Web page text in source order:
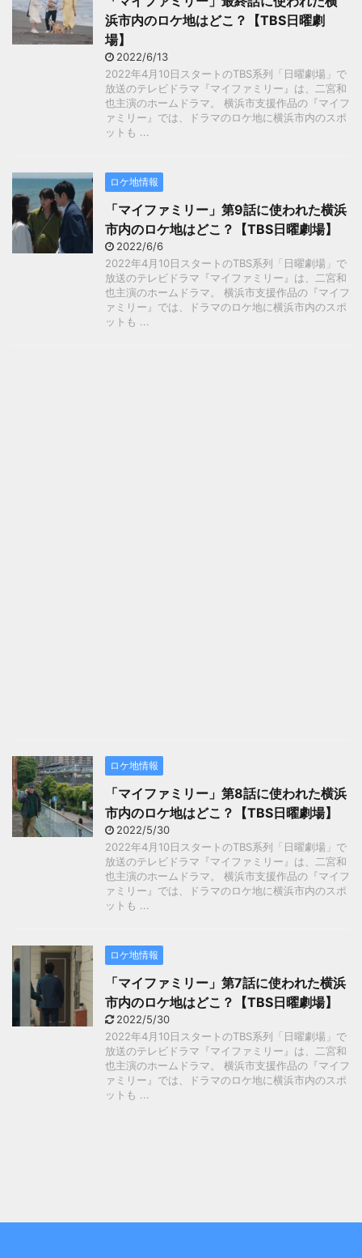
浜市内のロケ地はどこ？【TBS日曜劇
場】
2022/6/13
2022年4月10日スタートのTBS系列「日曜劇場」で
放送のテレビドラマ『マイファミリー』は、二宮和
也主演のホームドラマ。 横浜市支援作品の『マイフ
ァミリー』では、ドラマのロケ地に横浜市内のスポ
ットも ...
ロケ地情報
「マイファミリー」第9話に使われた横浜
市内のロケ地はどこ？【TBS日曜劇場】
2022/6/6
2022年4月10日スタートのTBS系列「日曜劇場」で
放送のテレビドラマ『マイファミリー』は、二宮和
也主演のホームドラマ。 横浜市支援作品の『マイフ
ァミリー』では、ドラマのロケ地に横浜市内のスポ
ットも ...
ロケ地情報
「マイファミリー」第8話に使われた横浜
市内のロケ地はどこ？【TBS日曜劇場】
2022/5/30
2022年4月10日スタートのTBS系列「日曜劇場」で
放送のテレビドラマ『マイファミリー』は、二宮和
也主演のホームドラマ。 横浜市支援作品の『マイフ
ァミリー』では、ドラマのロケ地に横浜市内のスポ
ットも ...
ロケ地情報
「マイファミリー」第7話に使われた横浜
市内のロケ地はどこ？【TBS日曜劇場】
2022/5/30
2022年4月10日スタートのTBS系列「日曜劇場」で
放送のテレビドラマ『マイファミリー』は、二宮和
也主演のホームドラマ。 横浜市支援作品の『マイフ
ァミリー』では、ドラマのロケ地に横浜市内のスポ
ットも ...